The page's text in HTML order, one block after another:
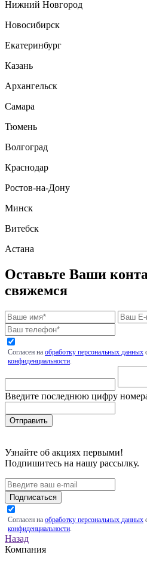
Нижний Новгород
Новосибирск
Екатеринбург
Казань
Архангельск
Самара
Тюмень
Волгоград
Краснодар
Ростов-на-Дону
Минск
Витебск
Астана
Оставьте Ваши
свяжемся
Согласен на обработку персональных данных
конфиденциальности
Введите последнюю цифру
Узнайте об акциях первыми!
Подпишитесь на нашу рассылку.
Подписаться
Согласен на обработку персональных данных
конфиденциальности
Назад
Компания